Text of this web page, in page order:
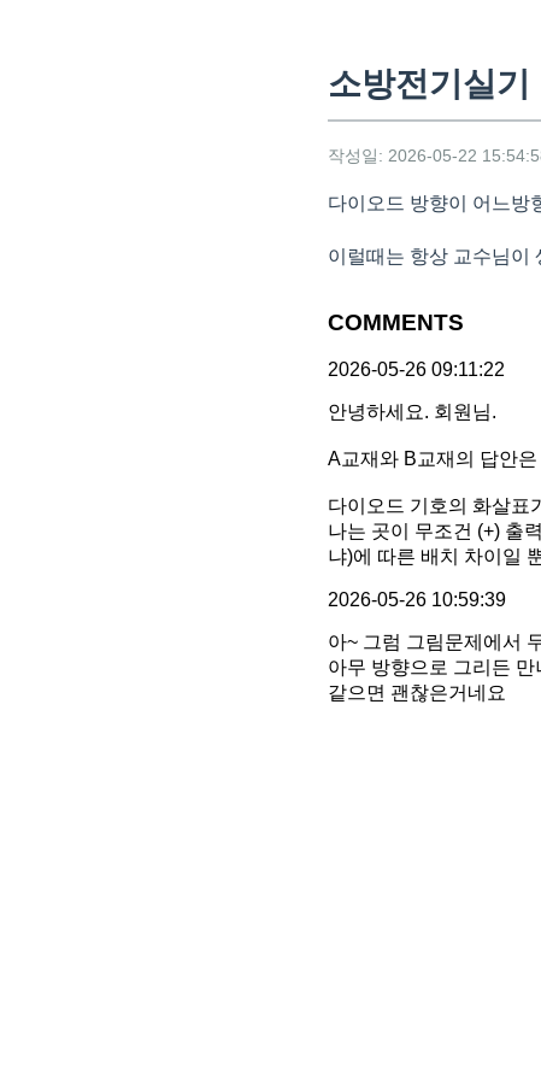
소방전기실
작성일: 2026-05-22
다이오드 방향이 어느방
이럴때는 항상 교수님이
COMMENTS
2026-05-26 09:11:22
안녕하세요. 회원님.
A교재와 B교재의 답안
다이오드 기호의 화살표
나는 곳이 무조건 (+) 출
냐)에 따른 배치 차이일
2026-05-26 10:59:39
아~ 그럼 그림문제에서
아무 방향으로 그리든 만
같으면 괜찮은거네요